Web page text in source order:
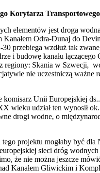
Korytarza
elementów jest droga
Odra-Dunaj do
przebiega wzdłuż tak
i budowę kanału łączącego
regiony: Skania w Szwecji,
nie uczestniczą ważne
Unii Europejskiej
wieku udział ten wynosił
drogi wodne, o
projektu mogłaby być dla
sieci dróg
że nie można jeszcze
Kanałem Gliwickim i